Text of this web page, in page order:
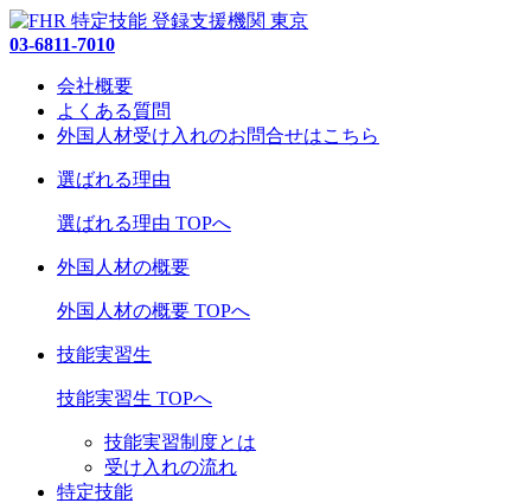
03-6811-7010
会社概要
よくある質問
外国人材受け入れのお問合せはこちら
選ばれる理由
選ばれる理由 TOPへ
外国人材の概要
外国人材の概要 TOPへ
技能実習生
技能実習生 TOPへ
技能実習制度とは
受け入れの流れ
特定技能